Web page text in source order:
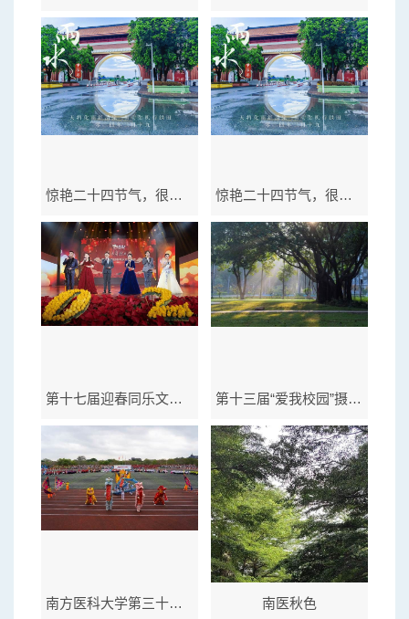
惊艳二十四节气，很美丽很南医！ 惊艳二十四节气，很美丽很南医！
第十七届迎春同乐文艺晚会 第十三届“爱我校园”摄影展
南方医科大学第三十四届田径运动会 南医秋色